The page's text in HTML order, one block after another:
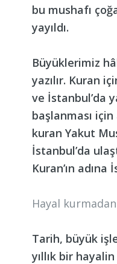
bu mushafı
yayıldı.
Büyüklerimiz
yazılır. Kuran
ve İstanbul’da
başlanması
kuran Yakut
İstanbul’da
Kuran’ın
Hayal
Tarih, büyük
yıllık bir